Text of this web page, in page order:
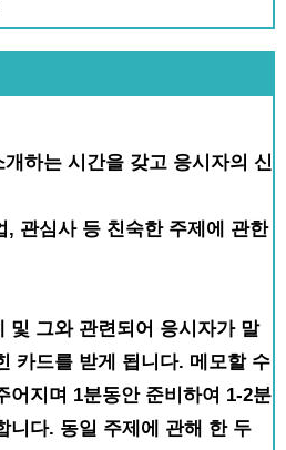
하는 시간을 갖고 응시자의 신
, 관심사 등 친숙한 주제에 관한
및 그와 관련되어 응시자가 말
카드를 받게 됩니다. 메모할 수
어지며 1분동안 준비하여 1-2분
니다. 동일 주제에 관해 한 두